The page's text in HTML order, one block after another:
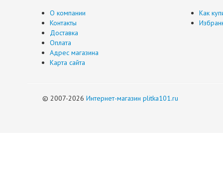
О компании
Контакты
Доставка
Оплата
Адрес магазина
Карта сайта
Как
© 2007-2026 Интернет-магазин plitka101.ru